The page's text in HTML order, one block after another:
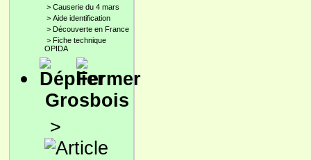
> Causerie du 4 mars
> Aide identification
> Découverte en France
> Fiche technique
OPIDA
Grosbois
>